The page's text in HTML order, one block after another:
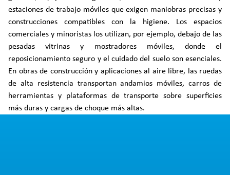
estaciones de trabajo móviles que exigen maniobras precisas y
construcciones compatibles con la higiene. Los espacios
comerciales y minoristas los utilizan, por ejemplo, debajo de las
pesadas vitrinas y mostradores móviles, donde el
reposicionamiento seguro y el cuidado del suelo son esenciales.
En obras de construcción y aplicaciones al aire libre, las ruedas
de alta resistencia transportan andamios móviles, carros de
herramientas y plataformas de transporte sobre superficies
más duras y cargas de choque más altas.